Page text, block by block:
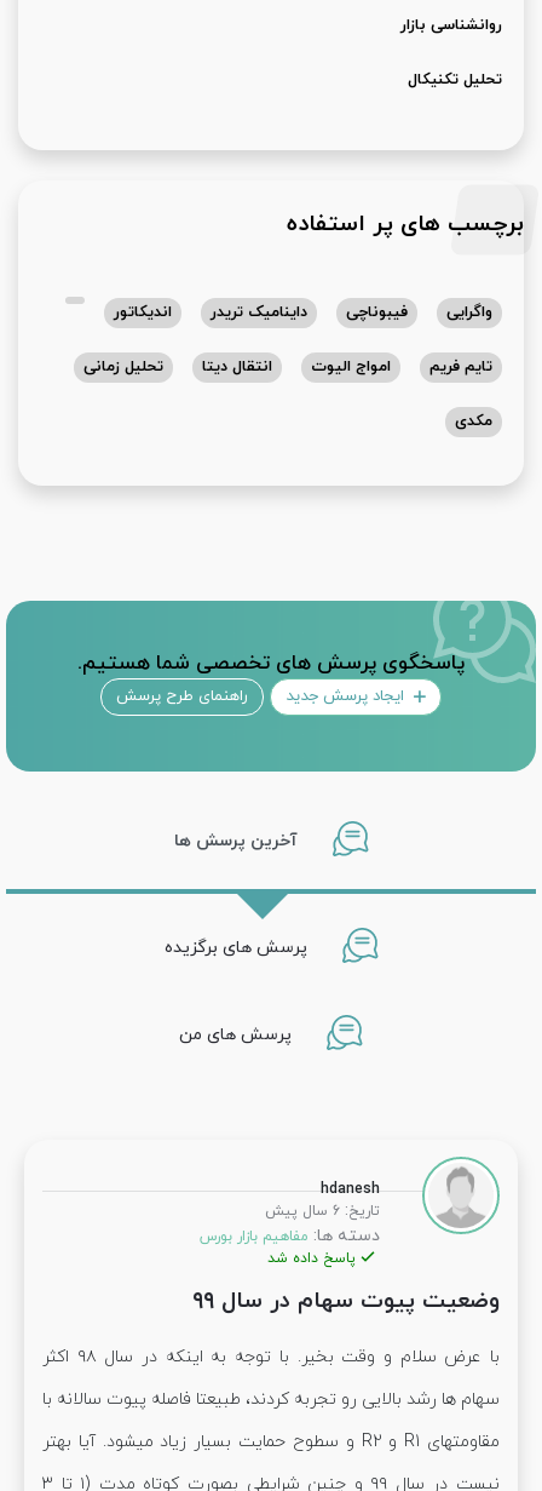
روانشناسی بازار
تحلیل تکنیکال
برچسب های پر استفاده
واگرایی فیبوناچی داینامیک تریدر اندیکاتور
تایم فریم امواج الیوت انتقال دیتا تحلیل زمانی
مکدی
پاسخگوی پرسش های تخصصی شما هستیم.
ایجاد پرسش جدید راهنمای طرح پرسش
آخرین پرسش ها
پرسش های برگزیده
پرسش های من
hdanesh
تاریخ: 6 سال پیش
دسته ها: مفاهیم بازار بورس
پاسخ داده شد
وضعیت پیوت سهام در سال ۹۹
با عرض سلام و وقت بخیر. با توجه به اینکه در سال ۹۸ اکثر
سهام ها رشد بالایی رو تجربه کردند، طبیعتا فاصله پیوت سالانه با
مقاومتهای R1 و R2 و سطوح حمایت بسیار زیاد میشود. آیا بهتر
نیست در سال ۹۹ و چنین شرایطی بصورت کوتاه مدت (۱ تا ۳